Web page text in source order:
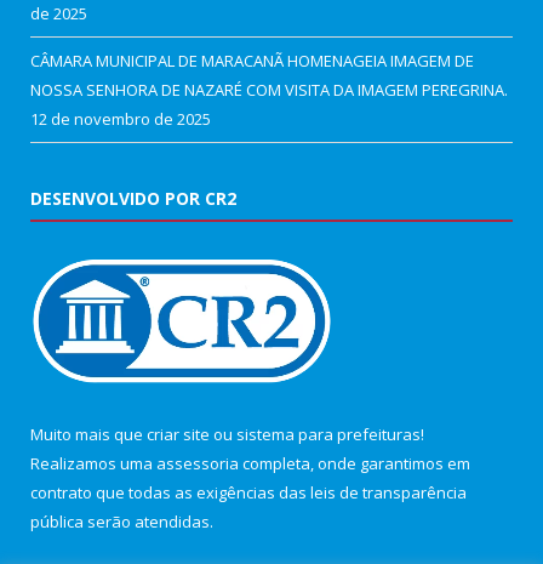
de 2025
CÂMARA MUNICIPAL DE MARACANÃ HOMENAGEIA IMAGEM DE
NOSSA SENHORA DE NAZARÉ COM VISITA DA IMAGEM PEREGRINA.
12 de novembro de 2025
DESENVOLVIDO POR CR2
Muito mais que criar site ou sistema para prefeituras!
Realizamos uma assessoria completa, onde garantimos em
contrato que todas as exigências das leis de transparência
pública serão atendidas.